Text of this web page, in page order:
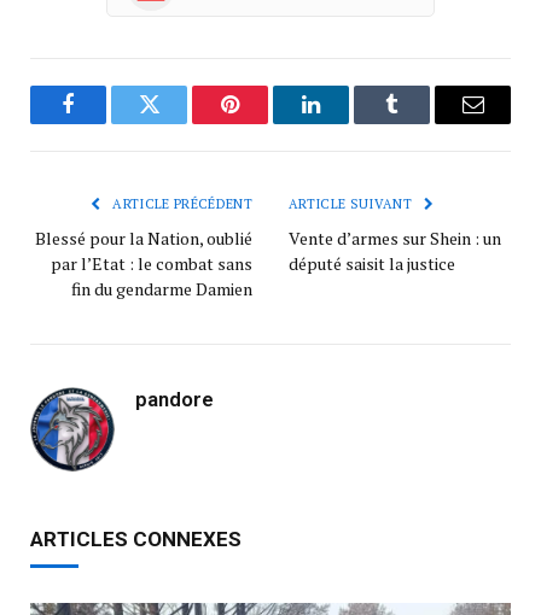
FacebookTwitter Pinterest LinkedInTumblr
ARTICLE PRÉCÉDENT
Blessé pour la Nation, oublié
par l’Etat : le combat sans
fin du gendarme Damien
ARTICLE SUIVANT
Vente d’armes sur Shein : un
député saisit la justice
pandore
ARTICLES CONNEXES